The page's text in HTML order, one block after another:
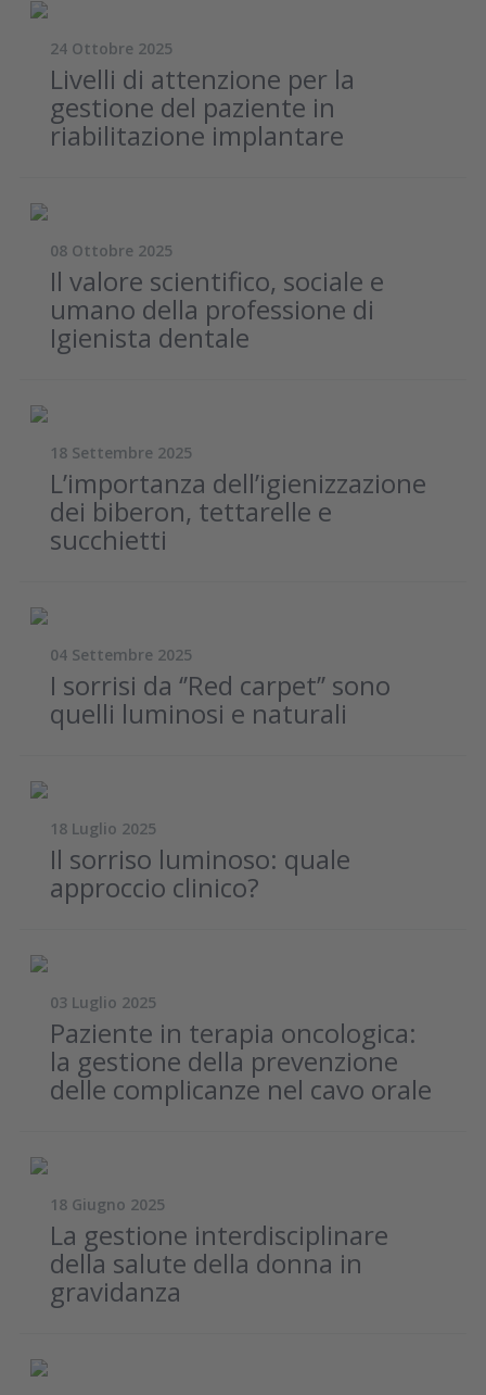
24 Ottobre 2025
Livelli di attenzione per la
gestione del paziente in
riabilitazione implantare
08 Ottobre 2025
Il valore scientifico, sociale e
umano della professione di
Igienista dentale
18 Settembre 2025
L’importanza dell’igienizzazione
dei biberon, tettarelle e
succhietti
04 Settembre 2025
I sorrisi da ‘’Red carpet’’ sono
quelli luminosi e naturali
18 Luglio 2025
Il sorriso luminoso: quale
approccio clinico?
03 Luglio 2025
Paziente in terapia oncologica:
la gestione della prevenzione
delle complicanze nel cavo orale
18 Giugno 2025
La gestione interdisciplinare
della salute della donna in
gravidanza